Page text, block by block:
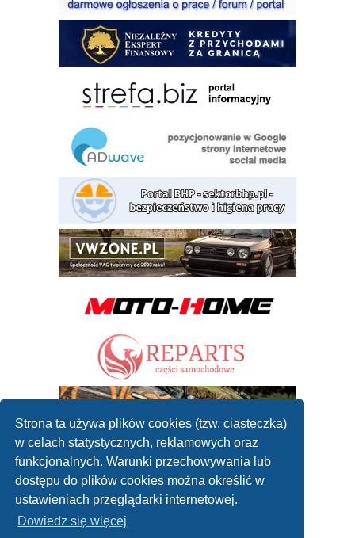
Strona ta używa plików cookies (tzw. ciasteczka)
w celach statystycznych, reklamowych oraz
funkcjonalnych. Warunki przechowywania lub
dostępu do plików cookies można określić w
ustawieniach przeglądarki internetowej.
Dowiedz się więcej